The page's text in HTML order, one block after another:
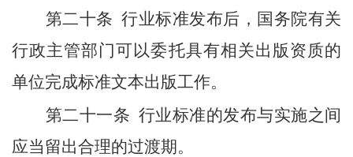
第二十条 行业标准发布后，国务院有关
行政主管部门可以委托具有相关出版资质的
单位完成标准文本出版工作。
第二十一条 行业标准的发布与实施之间
应当留出合理的过渡期。